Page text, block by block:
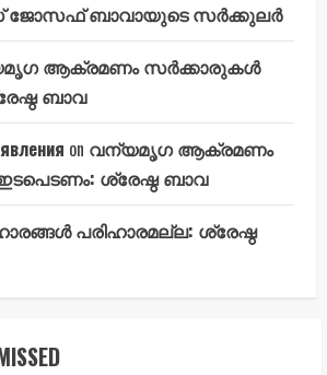
ജോസഫ് ബാവായുടെ സർക്കുലർ
ആക്രമണം സർക്കാരുകൾ
ബാവ
on വന്യമൃഗ ആക്രമണം
ശ്രേഷ്ഠ ബാവ
പരിഹാരമല്ല: ശ്രേഷ്ഠ